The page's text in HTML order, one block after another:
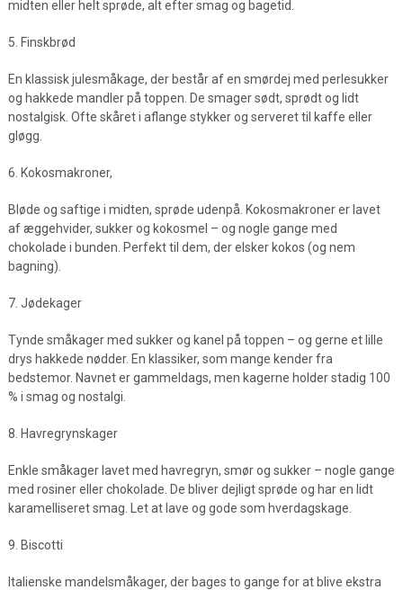
midten eller helt sprøde, alt efter smag og bagetid.
5. Finskbrød
En klassisk julesmåkage, der består af en smørdej med perlesukker
og hakkede mandler på toppen. De smager sødt, sprødt og lidt
nostalgisk. Ofte skåret i aflange stykker og serveret til kaffe eller
gløgg.
6. Kokosmakroner,
Bløde og saftige i midten, sprøde udenpå. Kokosmakroner er lavet
af æggehvider, sukker og kokosmel – og nogle gange med
chokolade i bunden. Perfekt til dem, der elsker kokos (og nem
bagning).
7. Jødekager
Tynde småkager med sukker og kanel på toppen – og gerne et lille
drys hakkede nødder. En klassiker, som mange kender fra
bedstemor. Navnet er gammeldags, men kagerne holder stadig 100
% i smag og nostalgi.
8. Havregrynskager
Enkle småkager lavet med havregryn, smør og sukker – nogle gange
med rosiner eller chokolade. De bliver dejligt sprøde og har en lidt
karamelliseret smag. Let at lave og gode som hverdagskage.
9. Biscotti
Italienske mandelsmåkager, der bages to gange for at blive ekstra